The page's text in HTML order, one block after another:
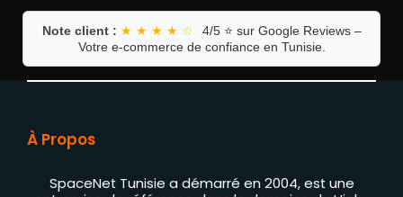
Note client : ★ ★ ★ ★ ☆
4/5 ⭐ sur Google Reviews –
Votre e-commerce de confiance en Tunisie.
À Propos
SpaceNet Tunisie a démarré en 2004, est une